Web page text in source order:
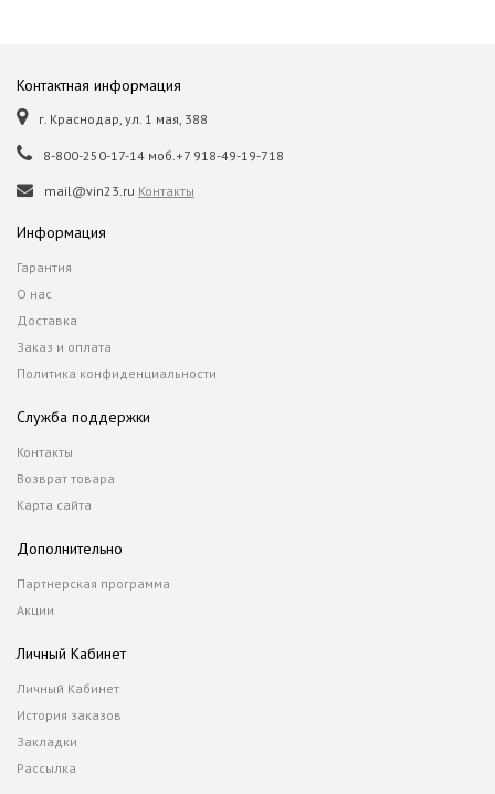
Контактная информация
г. Краснодар, ул. 1 мая, 388
8-800-250-17-14 моб.+7 918-49-19-718
mail@vin23.ru Контакты
Информация
Гарантия
О нас
Доставка
Заказ и оплата
Политика конфиденциальности
Служба поддержки
Контакты
Возврат товара
Карта сайта
Дополнительно
Партнерская программа
Акции
Личный Кабинет
Личный Кабинет
История заказов
Закладки
Рассылка